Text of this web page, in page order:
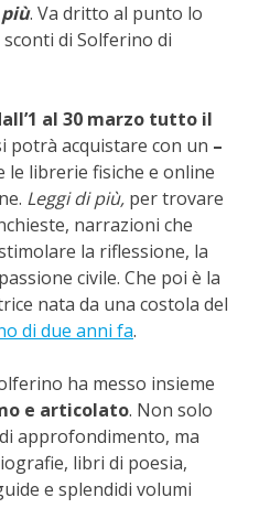
. Va dritto al punto lo
di Solferino di
al 30 marzo tutto il
potrà acquistare con un –
le librerie fisiche e online
Leggi di più, per trovare
narrazioni che
la riflessione, la
civile. Che poi è la
nata da una costola del
di due anni fa.
ha messo insieme
e articolato. Non solo
approfondimento, ma
libri di poesia,
e splendidi volumi